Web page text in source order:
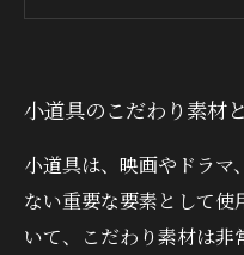
小道具のこだわり素材
小道具は、映画やドラマ
ない重要な要素として使
いて、こだわり素材は非